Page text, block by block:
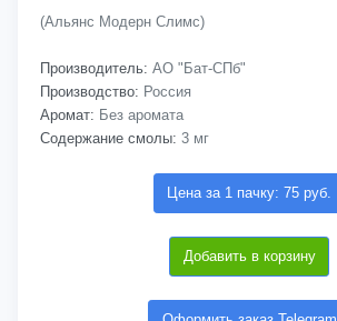
(Альянс Модерн Слимс)
Производитель: АО "Бат-СПб"
Производство: Россия
Аромат: Без аромата
Содержание смолы: 3 мг
Цена за 1 пачку: 75 руб.
Добавить в корзину